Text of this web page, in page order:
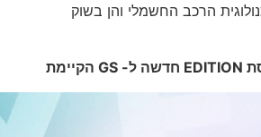
הרכב החשמלי והן בשוק
חדשה ל-GSהקיימת